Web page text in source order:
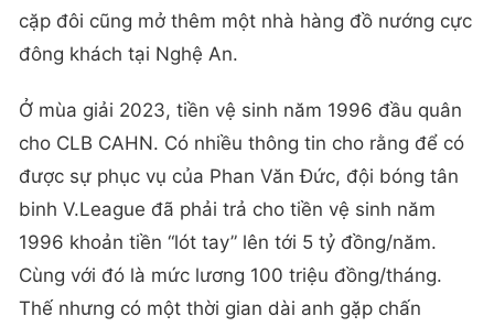
cặp đôi cũng mở thêm một nhà hàng đồ nướng cực
đông khách tại Nghệ An.
Ở mùa giải 2023, tiền vệ sinh năm 1996 đầu quân
cho CLB CAHN. Có nhiều thông tin cho rằng để có
được sự phục vụ của Phan Văn Đức, đội bóng tân
binh V.League đã phải trả cho tiền vệ sinh năm
1996 khoản tiền “lót tay” lên tới 5 tỷ đồng/năm.
Cùng với đó là mức lương 100 triệu đồng/tháng.
Thế nhưng có một thời gian dài anh gặp chấn